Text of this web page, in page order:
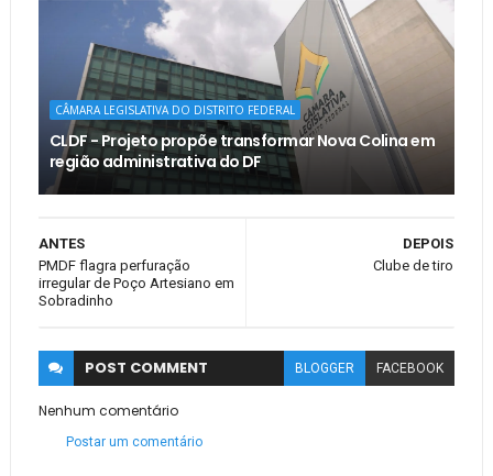
CÂMARA LEGISLATIVA DO DISTRITO FEDERAL
CLDF - Projeto propõe transformar Nova Colina em
região administrativa do DF
DEPOIS
Clube de tiro
ANTES
PMDF flagra perfuração
irregular de Poço Artesiano em
Sobradinho
POST COMMENT BLOGGER FACEBOOK
Nenhum comentário
Postar um comentário